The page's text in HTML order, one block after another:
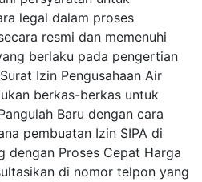
legal dalam proses
resmi dan memenuhi
berlaku pada pengertian
Izin Pengusahaan Air
berkas-berkas untuk
Baru dengan cara
pembuatan Izin SIPA di
dengan Proses Cepat Harga
di nomor telpon yang